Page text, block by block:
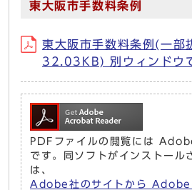
東大阪市手数料条例
東大阪市手数料条例(一部
32.03KB) 別ウィンドウ
PDFファイルの閲覧には
です。同ソフトがインストール
は、
Adobe社のサイトから